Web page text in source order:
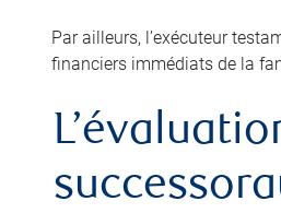
Par ailleurs, l’exécuteur
financiers immédiats de la